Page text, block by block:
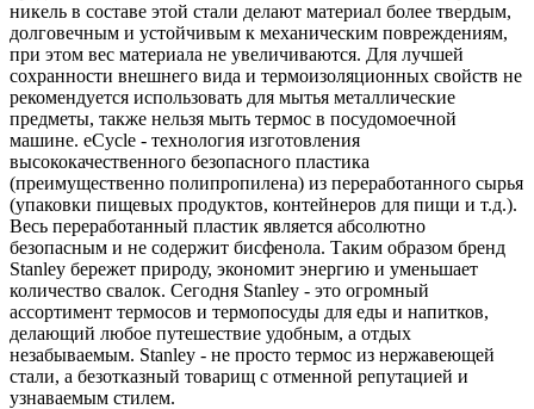
никель в составе этой стали делают материал более твердым,
долговечным и устойчивым к механическим повреждениям,
при этом вес материала не увеличиваются. Для лучшей
сохранности внешнего вида и термоизоляционных свойств не
рекомендуется использовать для мытья металлические
предметы, также нельзя мыть термос в посудомоечной
машине. eCycle - технология изготовления
высококачественного безопасного пластика
(преимущественно полипропилена) из переработанного сырья
(упаковки пищевых продуктов, контейнеров для пищи и т.д.).
Весь переработанный пластик является абсолютно
безопасным и не содержит бисфенола. Таким образом бренд
Stanley бережет природу, экономит энергию и уменьшает
количество свалок. Сегодня Stanley - это огромный
ассортимент термосов и термопосуды для еды и напитков,
делающий любое путешествие удобным, а отдых
незабываемым. Stanley - не просто термос из нержавеющей
стали, а безотказный товарищ с отменной репутацией и
узнаваемым стилем.